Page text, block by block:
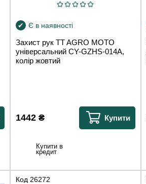
Є в наявності
Захист рук TT AGRO MOTO
універсальний CY-GZHS-014A,
колір жовтий
1442₴ Купити
Купити в
кредит
Код 26272